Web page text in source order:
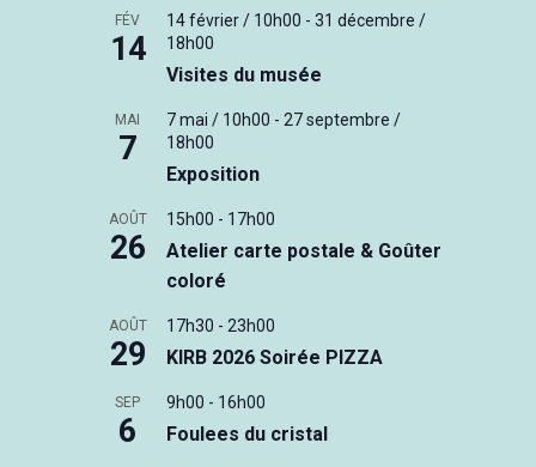
FÉV
14
14 février / 10h00 - 31 décembre /
18h00
Visites du musée
MAI
7
7 mai / 10h00 - 27 septembre /
18h00
Exposition
AOÛT
26
15h00 - 17h00
Atelier carte postale & Goûter
coloré
AOÛT
29
17h30 - 23h00
KIRB 2026 Soirée PIZZA
SEP
6
9h00 - 16h00
Foulees du cristal